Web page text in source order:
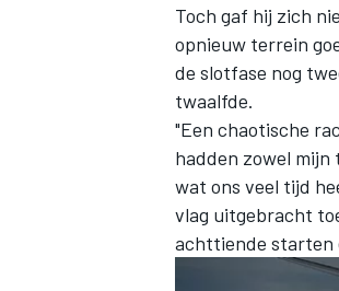
Toch gaf hij zich
opnieuw terrein
de slotfase nog
twaalfde.
"Een chaotische
hadden zowel
wat ons veel tijd
vlag uitgebracht
achttiende starten